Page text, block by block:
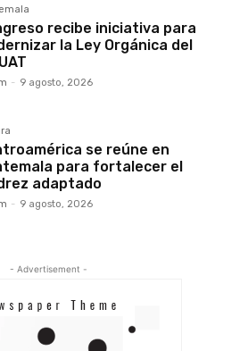
recibe iniciativa para
la Ley Orgánica del
- 9 agosto, 2026
se reúne en
para fortalecer el
adaptado
- 9 agosto, 2026
- Advertisement -